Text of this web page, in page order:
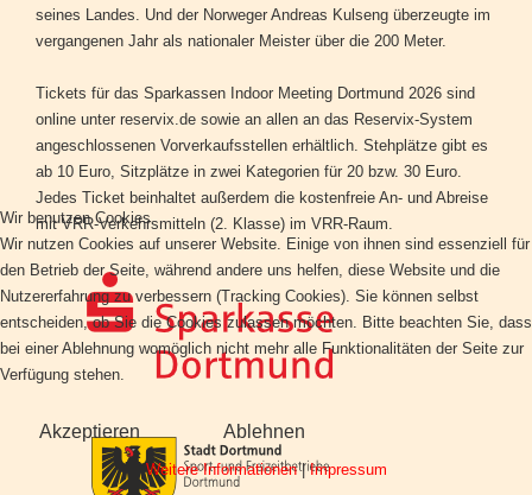
seines Landes. Und der Norweger Andreas Kulseng überzeugte im
vergangenen Jahr als nationaler Meister über die 200 Meter.
Tickets für das Sparkassen Indoor Meeting Dortmund 2026 sind
online unter reservix.de sowie an allen an das Reservix-System
angeschlossenen Vorverkaufsstellen erhältlich. Stehplätze gibt es
ab 10 Euro, Sitzplätze in zwei Kategorien für 20 bzw. 30 Euro.
Jedes Ticket beinhaltet außerdem die kostenfreie An- und Abreise
mit VRR-Verkehrsmitteln (2. Klasse) im VRR-Raum.
Wir benutzen Cookies
Wir nutzen Cookies auf unserer Website. Einige von ihnen sind essenziell für
den Betrieb der Seite, während andere uns helfen, diese Website und die
Nutzererfahrung zu verbessern (Tracking Cookies). Sie können selbst
entscheiden, ob Sie die Cookies zulassen möchten. Bitte beachten Sie, dass
bei einer Ablehnung womöglich nicht mehr alle Funktionalitäten der Seite zur
Verfügung stehen.
Akzeptieren Ablehnen
Weitere Informationen|Impressum